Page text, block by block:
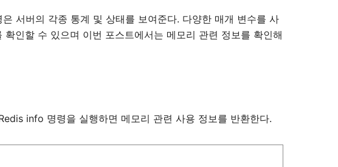
은 서버의 각종 통계 및 상태를 보여준다. 다양한 매개 변수를 사
확인할 수 있으며 이번 포스트에서는 메모리 관련 정보를 확인해
info 명령을 실행하면 메모리 관련 사용 정보를 반환한다.